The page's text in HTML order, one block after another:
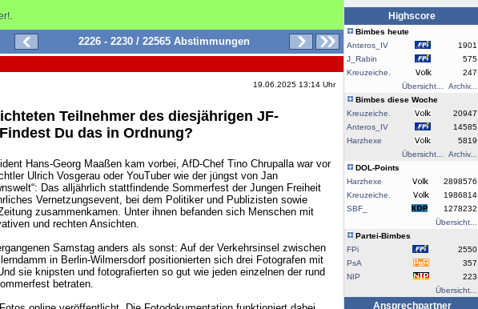
.
2226 - 2230 / 22565 Abstimmungen
19.06.2025 13:14 Uhr
Teilnehmer des diesjährigen JF-
Du das in Ordnung?
Hans-Georg Maaßen kam vorbei, AfD-Chef Tino Chrupalla war vor
Ulrich Vosgerau oder YouTuber wie der jüngst von Jan
Das alljährlich stattfindende Sommerfest der Jungen Freiheit
Vernetzungsevent, bei dem Politiker und Publizisten sowie
zusammenkamen. Unter ihnen befanden sich Menschen mit
und rechten Ansichten.
Samstag anders als sonst: Auf der Verkehrsinsel zwischen
in Berlin-Wilmersdorf positionierten sich drei Fotografen mit
sie knipsten und fotografierten so gut wie jeden einzelnen der rund
betraten.
Highscore
Bimbes heute
Anteros_IV
1901
J_Rabin
575
Kreuzeiche.
247
Übersicht...
Archiv...
Bimbes diese Woche
Kreuzeiche.
20947
Anteros_IV
14585
Harzhexe
5819
Übersicht...
Archiv...
DOL-Points
Harzhexe
2898576
Kreuzeiche.
1986814
SBF_
1278232
Übersicht...
Partei-Bimbes
FPi
2550
PsA
357
NIP
223
Übersicht...
Ansprechpartner